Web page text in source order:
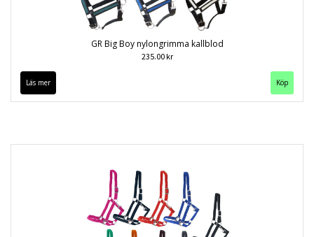
GR Big Boy nylongrimma kallblod
235.00 kr
Läs mer Köp